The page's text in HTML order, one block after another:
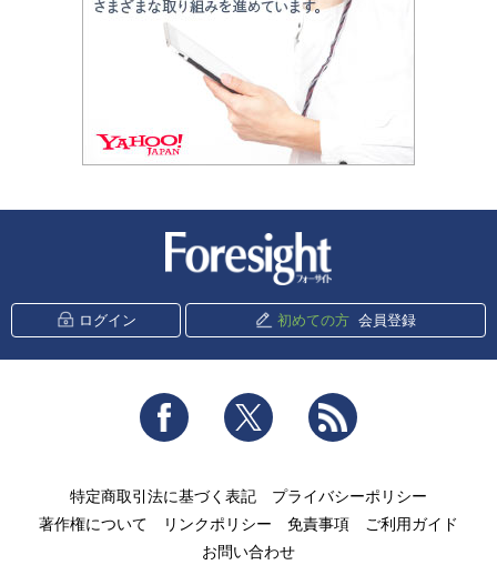
ログイン 初めての方 会員登録
Facebook Twitter
特定商取引法に基づく表記
プライバシーポリシー
著作権について
リンクポリシー 免責事項
ご利用ガイド
お問い合わせ